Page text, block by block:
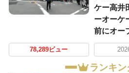
ケー高井
ーオーケ
前にオー
78,289ビュー
ランキン